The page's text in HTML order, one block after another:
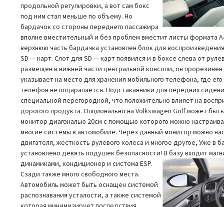
продольной регулировки, а вот сам бокс
под ним стал меньше по объему. Но
бардачок со стороны переднего пассажира
вполне вместительный и без проблем вместит листы формата
верхнюю часть бардачка установлен блок для
SD — карт. Слот для SD — карт появился и в боксе слева от
размещен в нижней части центральной консоли, он
указывает на место для хранения мобильного телефона, где
телефон не поцарапается. Подстаканники для передних
специальной перегородкой, что положительно влияет на
дорогого продукта. Опционально на Volkswagen Golf может
монитор диагональю 20см с помощью которого можно
многие системы в автомобиле. Через данный монитор можно
двигателя, жесткость рулевого колеса и многое другое, Уже в
установлено девять подушек безопасности! В базу входит
динамиками, кондиционер и система ESP.
Сзади также много свободного места.
Автомобиль может быть оснащен системой
распознавания усталости, а также системой